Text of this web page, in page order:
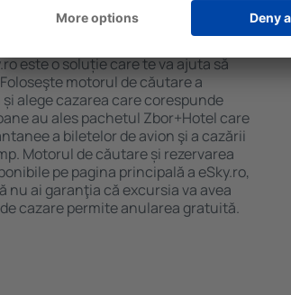
ȋn în Waldrach?
este o soluție care te va ajuta să
motorul de căutare a
alege cazarea care corespunde
au ales pachetul Zbor+Hotel care
a biletelor de avion şi a cazării
Motorul de căutare și rezervarea
pe pagina principală a eSky.ro,
nu ai garanţia că excursia va avea
cazare permite anularea gratuită.